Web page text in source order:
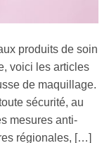
produits de soin
voici les articles
de maquillage.
sécurité, au
mesures anti-
régionales, […]